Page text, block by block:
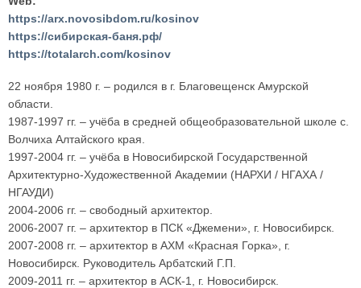
https://arx.novosibdom.ru/kosinov
https://сибирская-баня.рф/
https://totalarch.com/kosinov
22 ноября 1980 г. – родился в г. Благовещенск Амурской
области.
1987-1997 гг. – учёба в средней общеобразовательной школе с.
Волчиха Алтайского края.
1997-2004 гг. – учёба в Новосибирской Государственной
Архитектурно-Художественной Академии (НАРХИ / НГАХА /
НГАУДИ)
2004-2006 гг. – свободный архитектор.
2006-2007 гг. – архитектор в ПСК «Джемени», г. Новосибирск.
2007-2008 гг. – архитектор в АХМ «Красная Горка», г.
Новосибирск. Руководитель Арбатский Г.П.
2009-2011 гг. – архитектор в АСК-1, г. Новосибирск.